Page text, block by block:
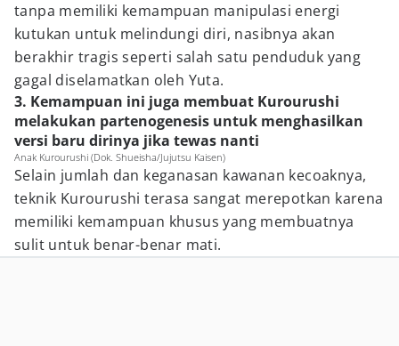
tanpa memiliki kemampuan manipulasi energi
kutukan untuk melindungi diri, nasibnya akan
berakhir tragis seperti salah satu penduduk yang
gagal diselamatkan oleh Yuta.
3. Kemampuan ini juga membuat Kurourushi
melakukan partenogenesis untuk menghasilkan
versi baru dirinya jika tewas nanti
Anak Kurourushi (Dok. Shueisha/Jujutsu Kaisen)
Selain jumlah dan keganasan kawanan kecoaknya,
teknik Kurourushi terasa sangat merepotkan karena
memiliki kemampuan khusus yang membuatnya
sulit untuk benar-benar mati.